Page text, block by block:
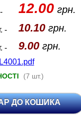
12.00грн.
- 10.10грн.
- 9.00грн.
(7 шт.)
ДО КОШИКА